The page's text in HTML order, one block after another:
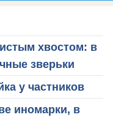
хвостом: в
зверьки
у частников
иномарки, в